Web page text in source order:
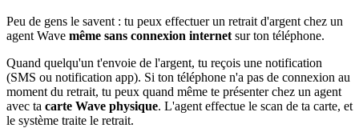
Peu de gens le savent : tu peux effectuer un retrait d'argent chez un
agent Wave même sans connexion internet sur ton téléphone.
Quand quelqu'un t'envoie de l'argent, tu reçois une notification
(SMS ou notification app). Si ton téléphone n'a pas de connexion au
moment du retrait, tu peux quand même te présenter chez un agent
avec ta carte Wave physique. L'agent effectue le scan de ta carte, et
le système traite le retrait.